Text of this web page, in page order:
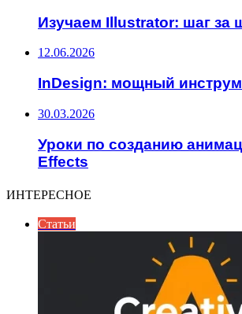
Изучаем Illustrator: шаг за
12.06.2026
InDesign: мощный
30.03.2026
Уроки по созданию
Effects
ИНТЕРЕСНОЕ
Статьи